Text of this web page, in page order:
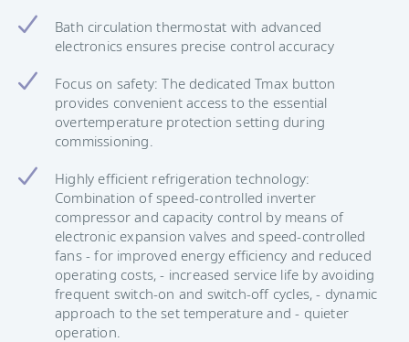
Bath circulation thermostat with advanced
electronics ensures precise control accuracy
Focus on safety: The dedicated Tmax button
provides convenient access to the essential
overtemperature protection setting during
commissioning.
Highly efficient refrigeration technology:
Combination of speed-controlled inverter
compressor and capacity control by means of
electronic expansion valves and speed-controlled
fans - for improved energy efficiency and reduced
operating costs, - increased service life by avoiding
frequent switch-on and switch-off cycles, - dynamic
approach to the set temperature and - quieter
operation.